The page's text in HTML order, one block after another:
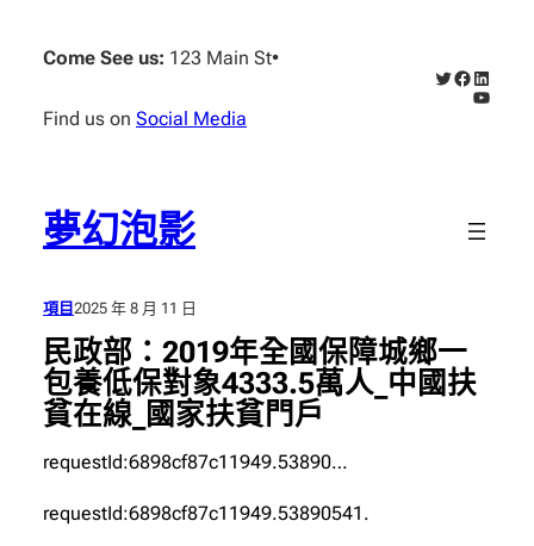
Come See us: 123 Main St•
Find us on Social Media
X Facebook
夢幻泡影
項目 2025 年 8 月 11 日
民政部：2019年全國保障城鄉一
包養低保對象4333.5萬人_中國扶
貧在線_國家扶貧門戶
requestId:6898cf87c11949.53890…
requestId:6898cf87c11949.53890541.